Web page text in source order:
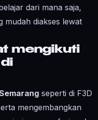
dari mana saja,
mudah diakses lewat
mengikuti
seperti di F3D
mengembangkan